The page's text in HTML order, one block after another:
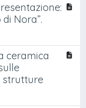
Nora”.
ceramica
strutture